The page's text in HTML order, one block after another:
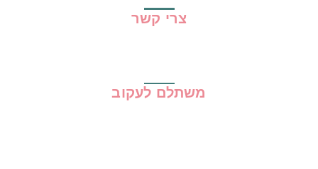
צרי קשר
משתלם לעקוב